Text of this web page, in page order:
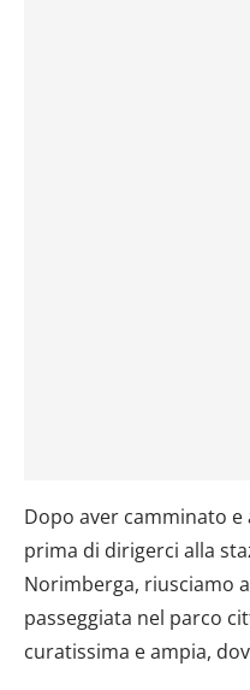
Dopo aver camminato
prima di dirigerci alla
Norimberga, riusciamo
passeggiata nel parco
curatissima e ampia,